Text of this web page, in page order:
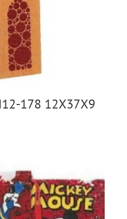
178 12X37X9